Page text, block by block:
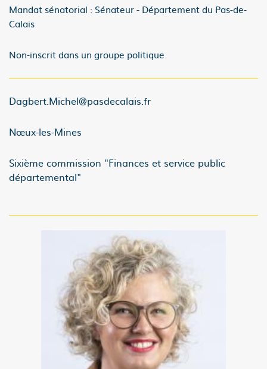
Mandat sénatorial : Sénateur - Département du Pas-de-
Calais
Non-inscrit dans un groupe politique
Dagbert.Michel@pasdecalais.fr
Nœux-les-Mines
Sixième commission "Finances et service public
départemental"